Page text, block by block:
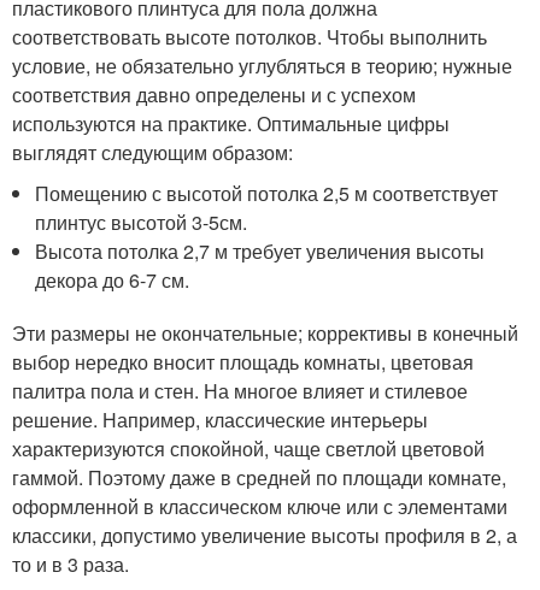
пластикового плинтуса для пола должна
соответствовать высоте потолков. Чтобы выполнить
условие, не обязательно углубляться в теорию; нужные
соответствия давно определены и с успехом
используются на практике. Оптимальные цифры
выглядят следующим образом:
Помещению с высотой потолка 2,5 м соответствует
плинтус высотой 3-5см.
Высота потолка 2,7 м требует увеличения высоты
декора до 6-7 см.
Эти размеры не окончательные; коррективы в конечный
выбор нередко вносит площадь комнаты, цветовая
палитра пола и стен. На многое влияет и стилевое
решение. Например, классические интерьеры
характеризуются спокойной, чаще светлой цветовой
гаммой. Поэтому даже в средней по площади комнате,
оформленной в классическом ключе или с элементами
классики, допустимо увеличение высоты профиля в 2, а
то и в 3 раза.